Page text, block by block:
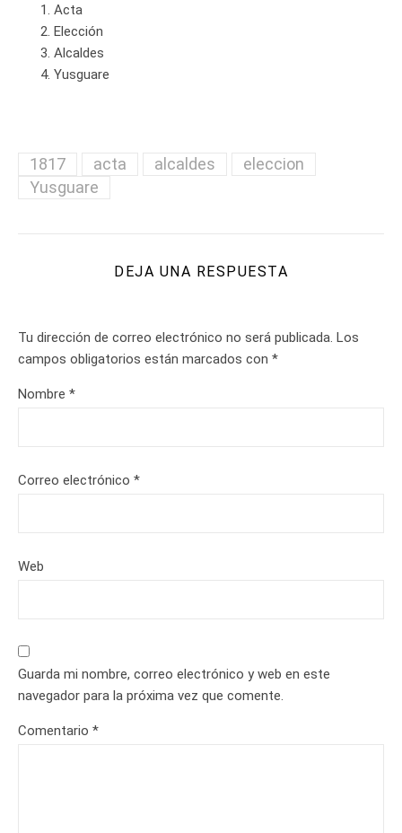
Acta
Elección
Alcaldes
Yusguare
1817 acta alcaldes
eleccion
Yusguare
DEJA UNA RESPUESTA
Tu dirección de correo electrónico no será publicada. Los
campos obligatorios están marcados con *
Nombre *
Correo electrónico *
Web
Guarda mi nombre, correo electrónico y web en este
navegador para la próxima vez que comente.
Comentario *